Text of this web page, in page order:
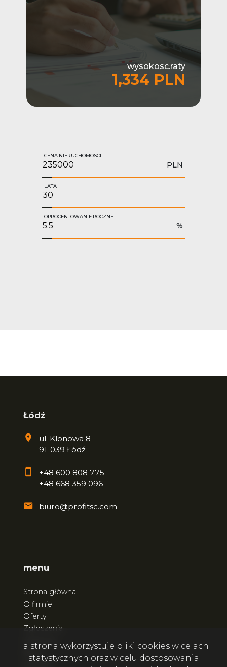
wysokosc.raty
1,334 PLN
CENA.NIERUCHOMOSCI
PLN
LATA
OPROCENTOWANIE.ROCZNE
%
Łódź
ul. Klonowa 8
91-039 Łódź
+48 600 808 775
+48 668 359 096
biuro@profitsc.com
menu
Strona główna
O firmie
Oferty
Zgłoszenia
Kontakt
Ta strona wykorzystuje pliki cookies w celach
statystycznych oraz w celu dostosowania